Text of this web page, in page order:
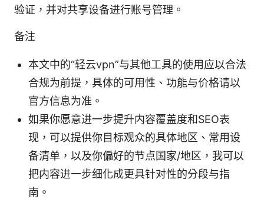
验证，并对共享设备进行账号管理。
备注
本文中的“轻云vpn”与其他工具的使用应以合法
合规为前提，具体的可用性、功能与价格请以
官方信息为准。
如果你愿意进一步提升内容覆盖度和SEO表
现，可以提供你目标观众的具体地区、常用设
备清单，以及你偏好的节点国家/地区，我可以
把内容进一步细化成更具针对性的分段与指
南。